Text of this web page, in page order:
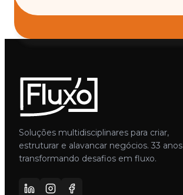
Soluções multidisciplinares para criar,
estruturar e alavancar negócios. 33 anos
transformando desafios em fluxo.